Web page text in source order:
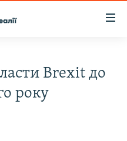
Brexit до
року